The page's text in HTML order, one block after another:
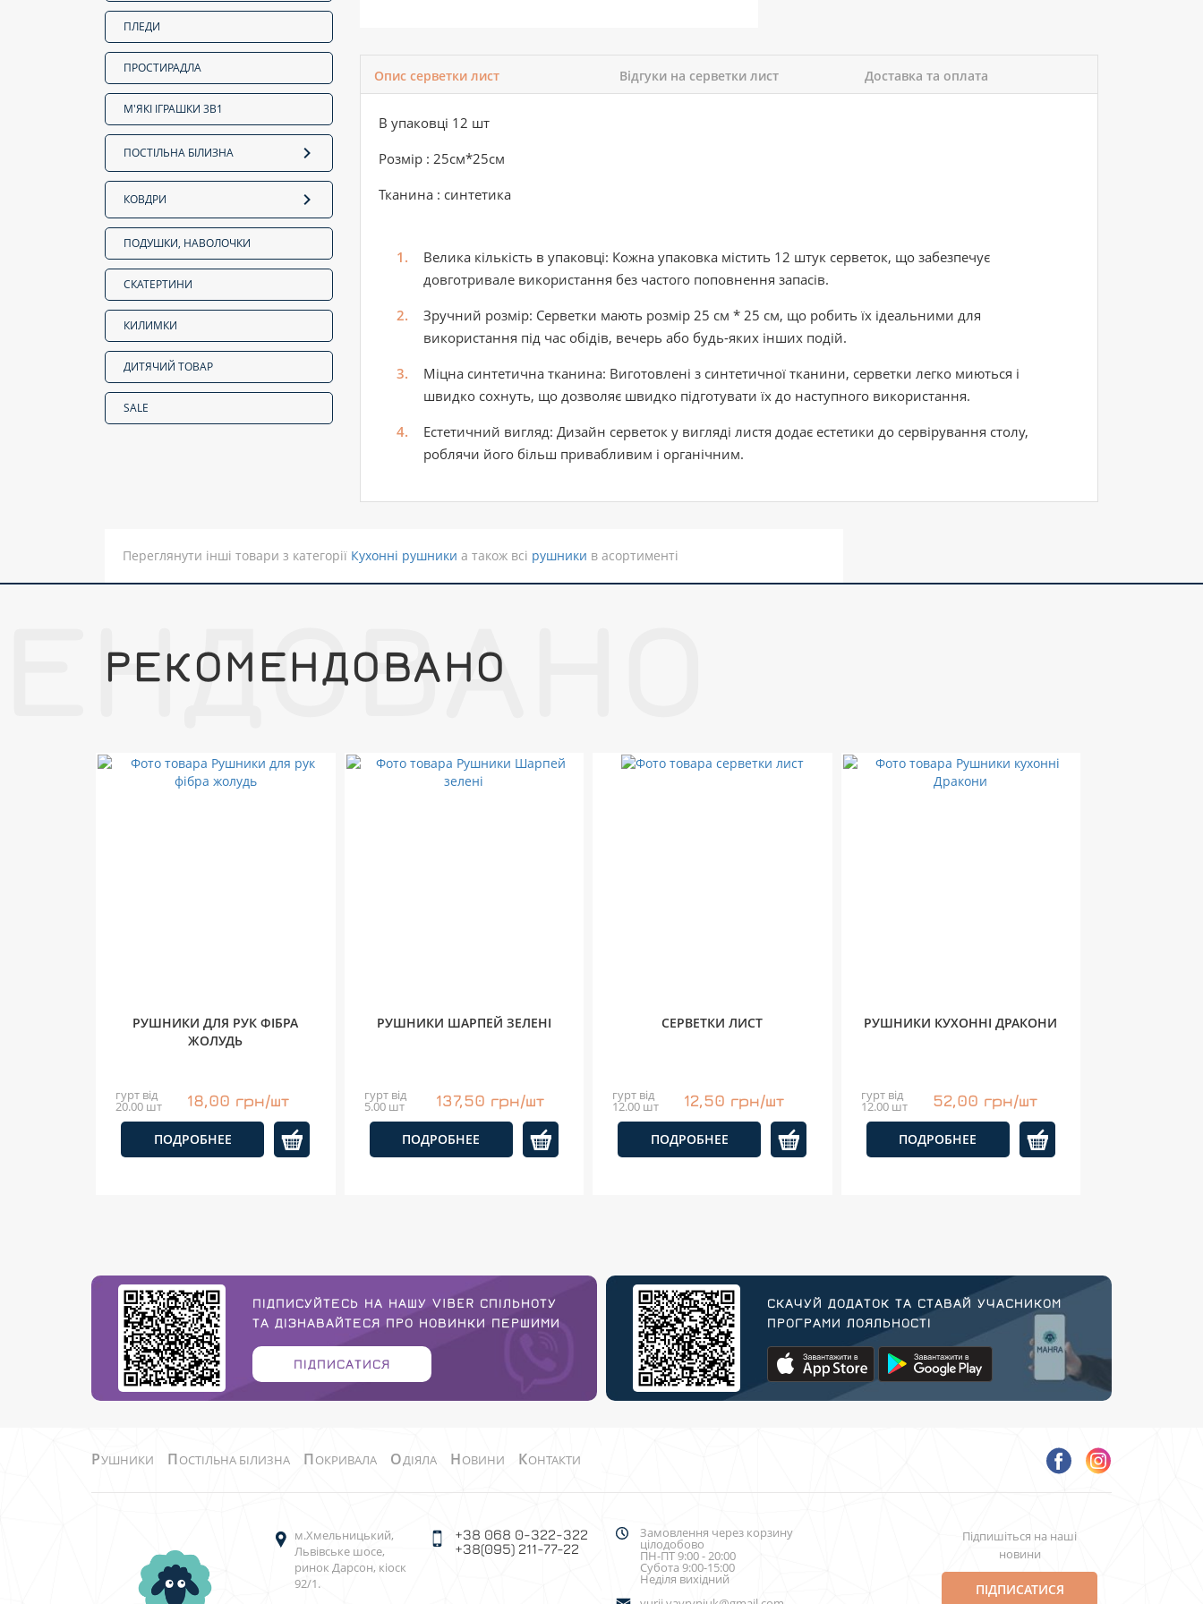
ПЛЕДИ
ПРОСТИРАДЛА
М'ЯКІ ІГРАШКИ 3В1
ПОСТІЛЬНА БІЛИЗНА
КОВДРИ
ПОДУШКИ, НАВОЛОЧКИ
СКАТЕРТИНИ
КИЛИМКИ
ДИТЯЧИЙ ТОВАР
SALE
Опис серветки лист Відгуки на серветки лист Доставка та оплата
В упаковці 12 шт
Розмір : 25см*25см
Тканина : синтетика
Велика кількість в упаковці: Кожна упаковка містить 12 штук серветок, що забезпечує
довготривале використання без частого поповнення запасів.
Зручний розмір: Серветки мають розмір 25 см * 25 см, що робить їх ідеальними для
використання під час обідів, вечерь або будь-яких інших подій.
Міцна синтетична тканина: Виготовлені з синтетичної тканини, серветки легко миються і
швидко сохнуть, що дозволяє швидко підготувати їх до наступного використання.
Естетичний вигляд: Дизайн серветок у вигляді листя додає естетики до сервірування столу,
роблячи його більш привабливим і органічним.
Переглянути інші товари з категорії Кухонні рушники а також всі рушники в асортименті
РЕКОМЕНДОВАНО
РУШНИКИ ДЛЯ РУК ФІБРА
ЖОЛУДЬ
гурт від
20.00 шт 18,00 грн/шт
ПОДРОБНЕЕ
РУШНИКИ ШАРПЕЙ ЗЕЛЕНІ
гурт від
5.00 шт 137,50 грн/шт
ПОДРОБНЕЕ
СЕРВЕТКИ ЛИСТ
гурт від
12.00 шт 12,50 грн/шт
ПОДРОБНЕЕ
РУШНИКИ КУХОННІ ДРАКОНИ
гурт від
12.00 шт 52,00 грн/шт
ПОДРОБНЕЕ
ПІДПИСУЙТЕСЬ НА НАШУ VIBER СПІЛЬНОТУ
ТА ДІЗНАВАЙТЕСЯ ПРО НОВИНКИ ПЕРШИМИ
ПІДПИСАТИСЯ
СКАЧУЙ ДОДАТОК ТА СТАВАЙ УЧАСНИКОМ
ПРОГРАМИ ЛОЯЛЬНОСТІ
РУШНИКИ ПОСТІЛЬНА БІЛИЗНА ПОКРИВАЛА ОДІЯЛА НОВИНИ КОНТАКТИ
м.Хмельницький,
Львівське шосе,
ринок Дарсон, кіоск
92/1.
+38 068 0-322-322
+38(095) 211-77-22
Замовлення через корзину
цілодобово
ПН-ПТ 9:00 - 20:00
Субота 9:00-15:00
Неділя вихідний
Підпишіться на наші
новини
ПІДПИСАТИСЯ